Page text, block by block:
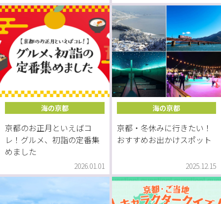
海の京都
京都のお正月といえばコ
レ！グルメ、初詣の定番集
めました
2026.01.01
海の京都
京都・冬休みに行きたい！
おすすめお出かけスポット
2025.12.15